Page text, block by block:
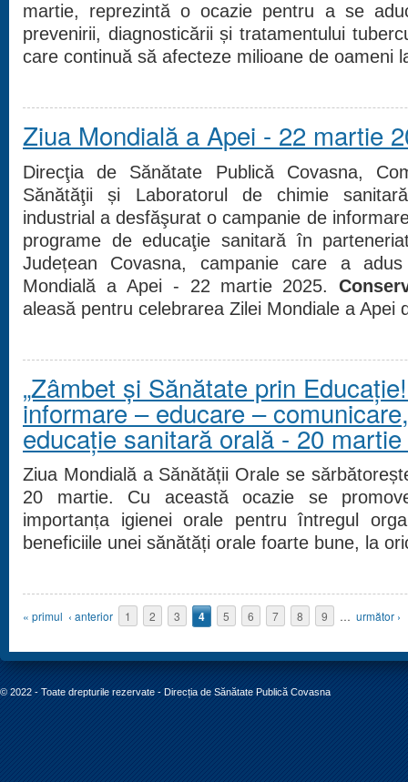
martie, reprezintă o ocazie pentru a se
prevenirii, diagnosticării și tratamentului
care continuă să afecteze milioane de oameni
Ziua Mondială a Apei - 22 martie
Direcţia de Sănătate Publică Covasna,
Sănătăţii și Laboratorul de chimie
industrial a desfăşurat o campanie de
programe de educaţie sanitară în
Județean Covasna, campanie care a
Mondială a Apei - 22 martie 2025.
aleasă pentru celebrarea Zilei Mondiale a Apei
„Zâmbet și Sănătate prin
informare – educare –
educaţie sanitară orală - 20
Ziua Mondială a Sănătății Orale se
20 martie. Cu această ocazie se
importanța igienei orale pentru întregul
beneficiile unei sănătăți orale foarte bune, la
Pagini
« primul ‹ anterior 1 2 3 4 5 6 7 8 9 … următor ›
© 2022 - Toate drepturile rezervate - Direcția de Sănătate Publică Covasna